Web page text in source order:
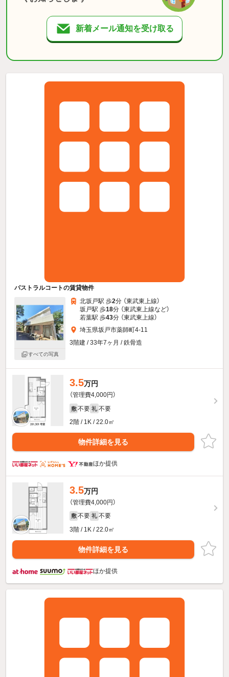
新着メール通知を受け取る
パストラルコートの賃貸物件
すべての写真
北坂戸駅 歩2分 （東武東上線）
坂戸駅 歩18分 （東武東上線など）
若葉駅 歩43分 （東武東上線）
埼玉県坂戸市薬師町4-11
3階建 / 33年7ヶ月 / 鉄骨造
3.5万円
（管理費4,000円）
敷 不要 礼 不要
2階 / 1K / 22.0㎡
物件詳細を見る
ほか提供
3.5万円
（管理費4,000円）
敷 不要 礼 不要
3階 / 1K / 22.0㎡
物件詳細を見る
ほか提供